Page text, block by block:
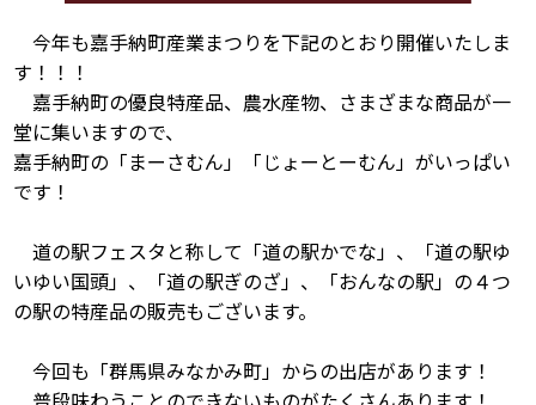
今年も嘉手納町産業まつりを下記のとおり開催いたしま
す！！！
嘉手納町の優良特産品、農水産物、さまざまな商品が一
堂に集いますので、
嘉手納町の「まーさむん」「じょーとーむん」がいっぱい
です！
道の駅フェスタと称して「道の駅かでな」、「道の駅ゆ
いゆい国頭」、「道の駅ぎのざ」、「おんなの駅」の４つ
の駅の特産品の販売もございます。
今回も「群馬県みなかみ町」からの出店があります！